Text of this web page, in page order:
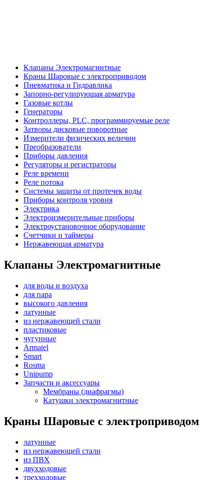
Клапаны Электромагнитные
Краны Шаровые с электроприводом
Пневматика и Гидравлика
Запорно-регулирующая арматура
Газовые котлы
Генераторы
Контроллеры, PLС, программируемые реле
Затворы дисковые поворотные
Измерители физических величин
Преобразователи
Приборы давления
Регуляторы и регистраторы
Реле времени
Реле потока
Системы защиты от протечек воды
Приборы контроля уровня
Электрика
Электроизмерительные приборы
Электроустановочное оборудование
Счетчики и таймеры
Нержавеющая арматура
Клапаны Электромагнитные
для воды и воздуха
для пара
высокого давления
латунные
из нержавеющей стали
пластиковые
чугунные
Armatel
Smart
Rosma
Unipump
Запчасти и аксессуары
Мембраны (диафрагмы)
Катушки электромагнитные
Краны Шаровые с электроприводом
латунные
из нержавеющей стали
из ПВХ
двухходовые
трехходовые